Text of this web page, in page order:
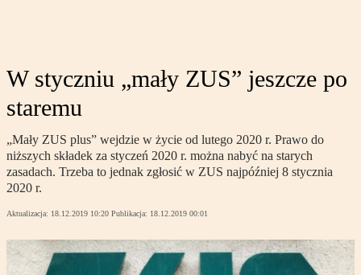
W styczniu „mały ZUS” jeszcze po
staremu
„Mały ZUS plus” wejdzie w życie od lutego 2020 r. Prawo do
niższych składek za styczeń 2020 r. można nabyć na starych
zasadach. Trzeba to jednak zgłosić w ZUS najpóźniej 8 stycznia
2020 r.
Aktualizacja: 18.12.2019 10:20 Publikacja: 18.12.2019 00:01